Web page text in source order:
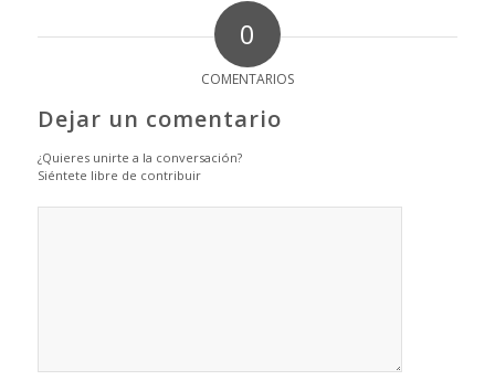
0
COMENTARIOS
Dejar un comentario
¿Quieres unirte a la conversación?
Siéntete libre de contribuir